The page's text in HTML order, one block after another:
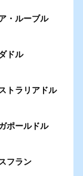
・ルーブル
ドル
トラリアドル
ポールドル
フラン